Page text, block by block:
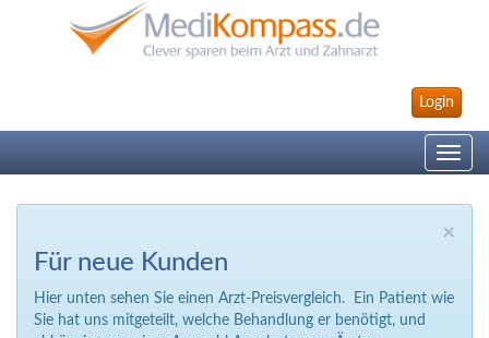
Login
Toggle
×
Für neue Kunden
Hier unten sehen Sie einen Arzt-Preisvergleich. Ein Patient wie
Sie hat uns mitgeteilt, welche Behandlung er benötigt, und